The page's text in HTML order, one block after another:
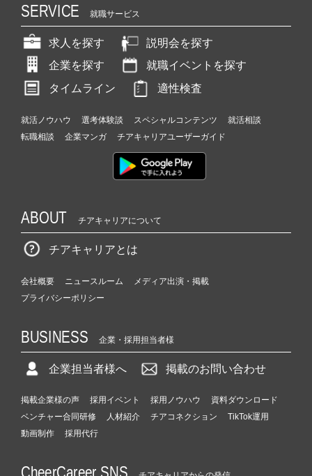
SERVICE 就職サービス
求人を探す
説明会を探す
企業を探す
就職イベントを探す
タイムライン
適性検査
就活ノウハウ 選考体験談 スペシャルコンテンツ
就活相談
転職相談
企業マンガ チアキャリアユーザーガイド
ABOUT チアキャリアについて
チアキャリアとは
会社概要 ニュースルーム
メディア出演・掲載
プライバシーポリシー
BUSINESS 企業・採用担当者様
企業担当者様へ 掲載のお問い合わせ
掲載企業様の声 採用イベント 採用ノウハウ
資料ダウンロード
ベンチャー合同研修
人材紹介 チアコネクション
TikTok運用
動画制作
採用代行